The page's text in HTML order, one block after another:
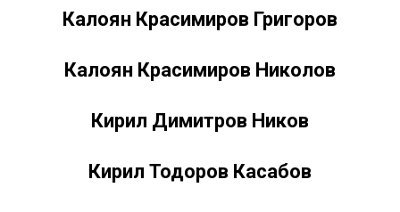
Калоян Красимиров Григоров
Калоян Красимиров Николов
Кирил Димитров Ников
Кирил Тодоров Касабов